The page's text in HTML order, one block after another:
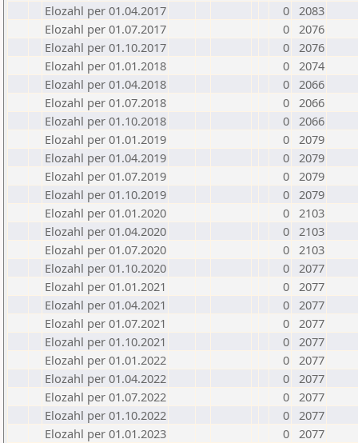
Elozahl per 01.04.2017
0 2083
Elozahl per 01.07.2017
0 2076
Elozahl per 01.10.2017
0 2076
Elozahl per 01.01.2018
0 2074
Elozahl per 01.04.2018
0 2066
Elozahl per 01.07.2018
0 2066
Elozahl per 01.10.2018
0 2066
Elozahl per 01.01.2019
0 2079
Elozahl per 01.04.2019
0 2079
Elozahl per 01.07.2019
0 2079
Elozahl per 01.10.2019
0 2079
Elozahl per 01.01.2020
0 2103
Elozahl per 01.04.2020
0 2103
Elozahl per 01.07.2020
0 2103
Elozahl per 01.10.2020
0 2077
Elozahl per 01.01.2021
0 2077
Elozahl per 01.04.2021
0 2077
Elozahl per 01.07.2021
0 2077
Elozahl per 01.10.2021
0 2077
Elozahl per 01.01.2022
0 2077
Elozahl per 01.04.2022
0 2077
Elozahl per 01.07.2022
0 2077
Elozahl per 01.10.2022
0 2077
Elozahl per 01.01.2023
0 2077